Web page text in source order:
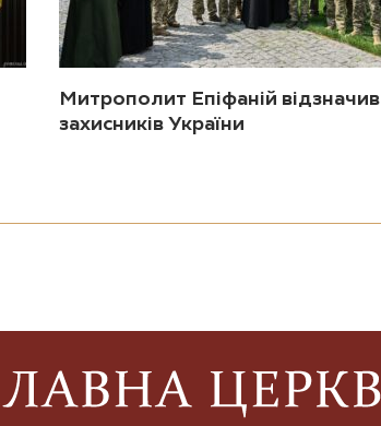
Митрополит Епіфаній відзначив
захисників України